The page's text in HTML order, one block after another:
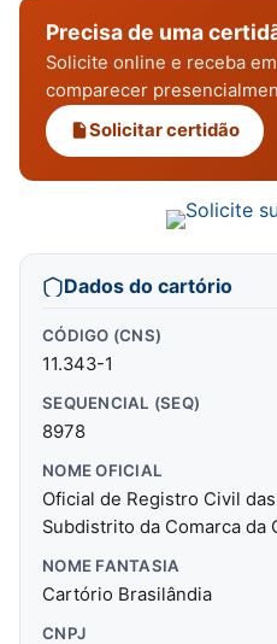
Precisa de uma
Solicite online e receba
comparecer
Solicitar certidão
Dados do cartório
CÓDIGO (CNS)
11.343-1
SEQUENCIAL (SEQ)
8978
NOME OFICIAL
Oficial de Registro Civil
Subdistrito da Comarca da
NOME FANTASIA
Cartório Brasilândia
CNPJ